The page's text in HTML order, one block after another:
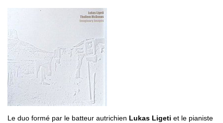
Le duo formé par le batteur autrichien Lukas Ligeti et le pianiste